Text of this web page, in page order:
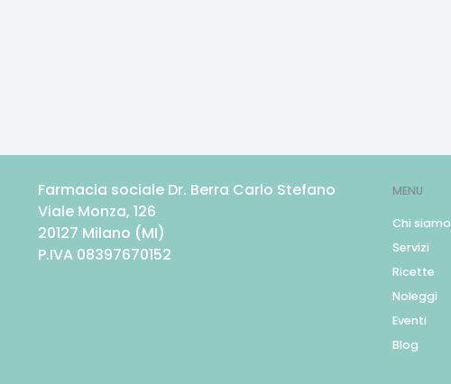
Farmacia sociale Dr. Berra Carlo Stefano
Viale Monza, 126
20127 Milano (MI)
P.IVA 08397670152
MENU
Chi siamo
Servizi
Ricette
Noleggi
Eventi
Blog